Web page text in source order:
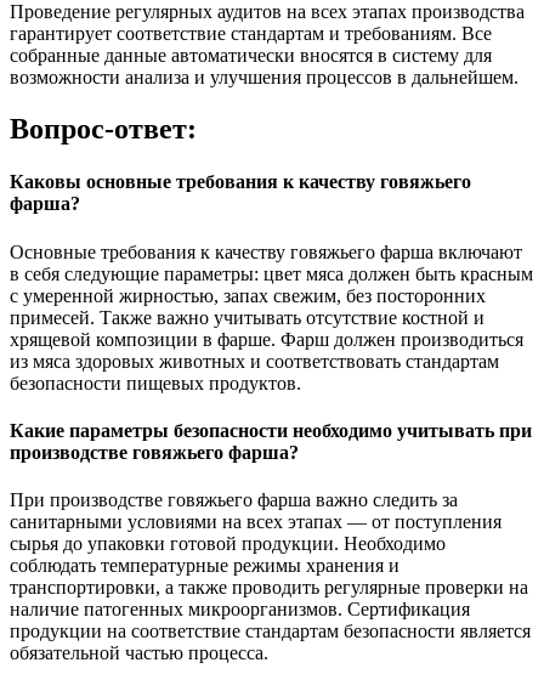
Проведение регулярных аудитов на всех этапах производства
гарантирует соответствие стандартам и требованиям. Все
собранные данные автоматически вносятся в систему для
возможности анализа и улучшения процессов в дальнейшем.
Вопрос-ответ:
Каковы основные требования к качеству говяжьего
фарша?
Основные требования к качеству говяжьего фарша включают
в себя следующие параметры: цвет мяса должен быть красным
с умеренной жирностью, запах свежим, без посторонних
примесей. Также важно учитывать отсутствие костной и
хрящевой композиции в фарше. Фарш должен производиться
из мяса здоровых животных и соответствовать стандартам
безопасности пищевых продуктов.
Какие параметры безопасности необходимо учитывать при
производстве говяжьего фарша?
При производстве говяжьего фарша важно следить за
санитарными условиями на всех этапах — от поступления
сырья до упаковки готовой продукции. Необходимо
соблюдать температурные режимы хранения и
транспортировки, а также проводить регулярные проверки на
наличие патогенных микроорганизмов. Сертификация
продукции на соответствие стандартам безопасности является
обязательной частью процесса.